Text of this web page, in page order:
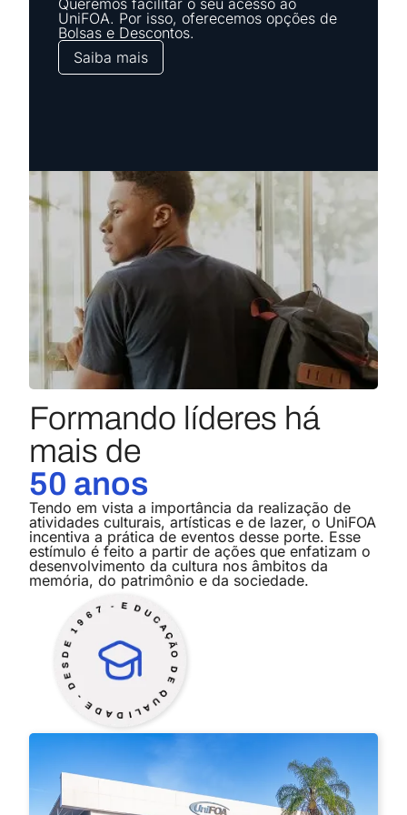
Implantodontia
Conheça o curso
Pós-graduação
Ortodontia
Conheça o curso
Pós-graduação
Periodontia
Conheça o curso
Pós-graduação
Prótese Dentária
Pós-graduação
Análises Clínicas
Conheça o curso
Pós-graduação
Enfermagem em Terapia Intensiva e
em Alta Complexidade
Pós-graduação
Nutrição Esportiva
Conheça o curso
Pós-graduação
MBA em Direito Tributário,
Trabalhista e Previdenciário na
Empresa
UniFOA. Por isso, oferecemos opções de
Bolsas e Descontos.
Saiba mais
Formando líderes há
mais de
50 anos
Tendo em vista a importância da realização de
atividades culturais, artísticas e de lazer, o UniFOA
incentiva a prática de eventos desse porte. Esse
estímulo é feito a partir de ações que enfatizam o
desenvolvimento da cultura nos âmbitos da
memória, do patrimônio e da sociedade.